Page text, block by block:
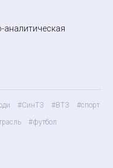
#СинТЗ #ВТЗ
#спорт
#футбол